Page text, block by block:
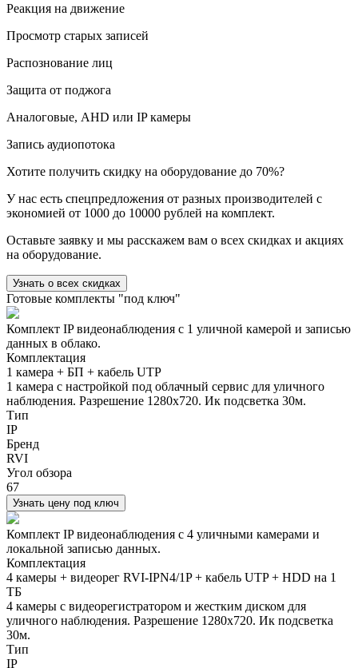
Реакция на движение
Просмотр старых записей
Распознование лиц
Защита от поджога
Аналоговые, AHD или IP камеры
Запись аудиопотока
Хотите получить скидку на оборудование до 70%?
У нас есть спецпредложения от разных производителей с
экономией от 1000 до 10000 рублей на комплект.
Оставьте заявку и мы расскажем вам о всех скидках и акциях
на оборудование.
Узнать о всех скидках
Готовые комплекты "под ключ"
Комплект IP видеонаблюдения с 1 уличной камерой и записью
данных в облако.
Комплектация
1 камера + БП + кабель UTP
1 камера с настройкой под облачный сервис для уличного
наблюдения. Разрешение 1280х720. Ик подсветка 30м.
Тип
IP
Бренд
RVI
Угол обзора
67
Узнать цену под ключ
Комплект IP видеонаблюдения с 4 уличными камерами и
локальной записью данных.
Комплектация
4 камеры + видеорег RVI-IPN4/1P + кабель UTP + HDD на 1
ТБ
4 камеры с видеорегистратором и жестким диском для
уличного наблюдения. Разрешение 1280х720. Ик подсветка
30м.
Тип
IP